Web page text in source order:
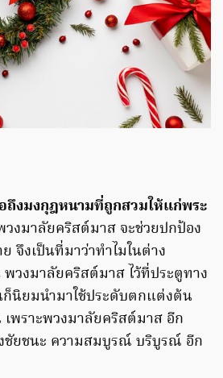
ถึงมงกุฎหนามที่ถูกสวมให้แก่พระ
วงมาลัยคริสต์มาส จะช่วยปกป้อง
จึงเป็นที่มาว่าทำไมในต่าง
วงมาลัยคริสต์มาส ไว้ที่ประตูทาง
นิยมนำมาใช้ประดับตกแต่งต้น
พราะพวงมาลัยคริสต์มาส อีก
ชัยชนะ ความสมบูรณ์ บริบูรณ์ อีก